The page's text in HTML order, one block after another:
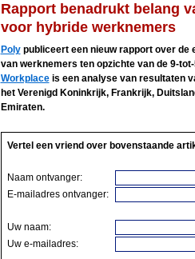
Rapport benadrukt belang
voor hybride werknemers
Polypubliceert een nieuw rapport over de
van werknemers ten opzichte van de 9-
Workplaceis een analyse van resultaten
het Verenigd Koninkrijk, Frankrijk,
Emiraten.
Vertel een vriend over bovenstaande
Naam ontvanger:
E-mailadres ontvanger:
Uw naam:
Uw e-mailadres: